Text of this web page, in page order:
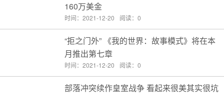
160万美金
时间：2021-12-20 阅读：0
“拒之门外” 《我的世界：故事模式》将在本
月推出第七章
时间：2021-12-20 阅读：0
部落冲突续作皇室战争 看起来很美其实很坑